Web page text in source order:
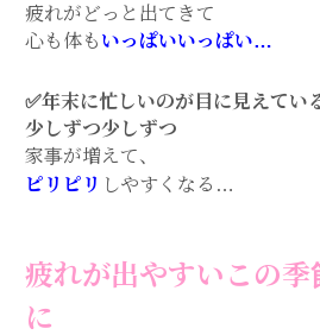
疲れがどっと出てきて
心も体も いっぱいいっぱい…
✅年末に忙しいのが目に見えてい
少しずつ少しずつ
家事が増えて、
ピリピリ しやすくなる…
疲れが出やすいこの季
に